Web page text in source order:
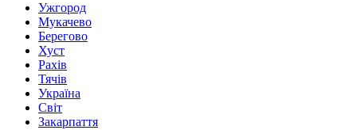
Ужгород
Мукачево
Берегово
Хуст
Рахів
Тячів
Україна
Світ
Закарпаття